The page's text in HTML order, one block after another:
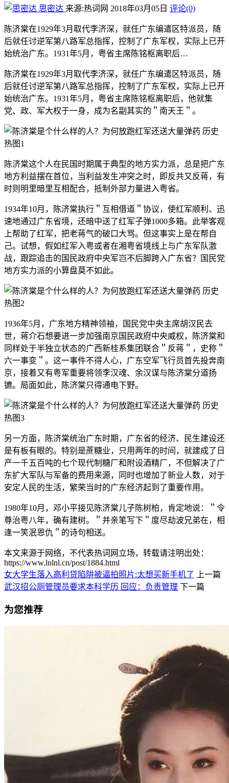
思密达 来源:热词网 2018年03月05日 评论(0)
陈济棠在1929年3月取代李济深，就任广东编遣区特派员，随
后就任讨逆军第八路军总指挥，控制了广东军权，实际上已开
始统治广东。1931年5月，粤省主席陈铭枢离职后…
陈济棠在1929年3月取代李济深，就任广东编遣区特派员，随
后就任讨逆军第八路军总指挥，控制了广东军权，实际上已开
始统治广东。1931年5月，粤省主席陈铭枢离职后，他就集
党、政、军大权于一身，成为名副其实的＂南天王＂。
陈济棠这个人在民国时期属于典型的地方实力派，总是把广东
地方利益摆在首位，当利益发生冲突之时，即反共又反蒋，有
时则明里暗里互相配合，抵制外部力量进入粤省。
1934年10月，陈济棠执行＂互相借道＂协议，使红军顺利、迅
速地通过广东省境，还暗中送了红军子弹1000多箱。此举客观
上帮助了红军，把老蒋气的破口大骂。但这事实上是在帮自
己。试想，假如红军入粤或者在湘粤省境线上与广东军队激
战，跟踪追击的国民政府中央军岂不后脚跨入广东省？国民党
地方实力派的小算盘莫不如此。
1936年5月，广东地方精神领袖，国民党中央主席胡汉民去
世，蒋介石想要进一步加强南京国民政府中央威权，陈济棠和
同样处于半独立状态的广西新桂系集团联合＂反蒋＂，史称＂
六一事变＂。这一事件不得人心，广东空军飞行员首先投奔南
京，接着又有粤军重要将领李汉魂、余汉谋与陈济棠分道扬
镳。局面如此，陈济棠只得通电下野。
另一方面，陈济棠统治广东时期，广东省的经济、民生建设还
是有板有眼的。特别是蔗糖业，只用两年的时间，就建成了日
产一千五百吨的七个现代制糖厂和附设酒精厂，不但解决了广
东扩大军队与军备的费用来源，同时也增加了新业人数，对于
安定人民的生活，繁荣当时的广东经济起到了重要作用。
1980年10月，邓小平接见陈济棠儿子陈树柏，肯定地说：＂令
尊治粤八年，确有建树。＂并亲笔写下＂度尽劫波兄弟在，相
逢一笑泯恩仇＂的诗句相送。
本文来源于网络，不代表热词网立场，转载请注明出处：
https://www.lnlnl.cn/post/1884.html
女大学生落入高利贷陷阱被逼拍照片:太想买新手机了
上一篇
武汉招公厕管理员要求本科学历 回应：负责管理 下一篇
为您推荐